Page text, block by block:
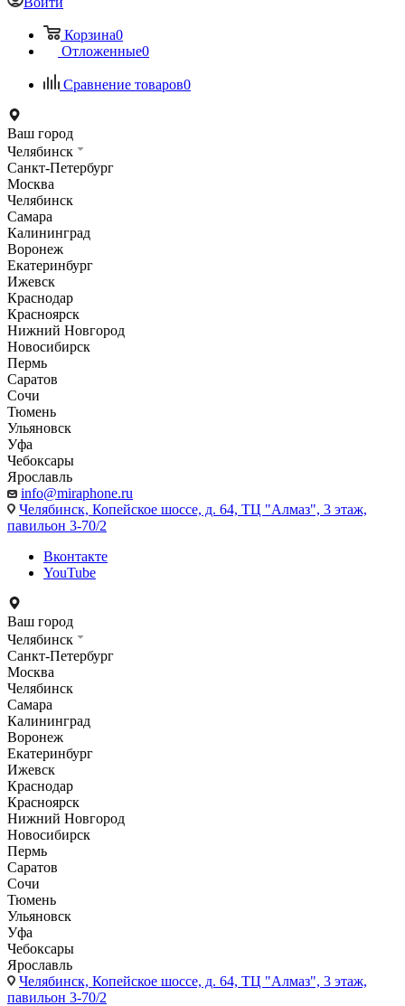
Корзина0
Отложенные0
Сравнение товаров0
Ваш город
Челябинск
Санкт-Петербург
Москва
Челябинск
Самара
Калининград
Воронеж
Екатеринбург
Ижевск
Краснодар
Красноярск
Нижний Новгород
Новосибирск
Пермь
Саратов
Сочи
Тюмень
Ульяновск
Уфа
Чебоксары
Ярославль
info@miraphone.ru
Челябинск, Копейское шоссе, д. 64, ТЦ "Алмаз", 3 этаж,
павильон 3-70/2
Вконтакте
YouTube
Ваш город
Челябинск
Санкт-Петербург
Москва
Челябинск
Самара
Калининград
Воронеж
Екатеринбург
Ижевск
Краснодар
Красноярск
Нижний Новгород
Новосибирск
Пермь
Саратов
Сочи
Тюмень
Ульяновск
Уфа
Чебоксары
Ярославль
Челябинск, Копейское шоссе, д. 64, ТЦ "Алмаз", 3 этаж,
павильон 3-70/2